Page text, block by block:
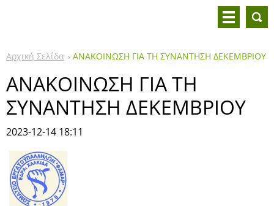
Αρχική Σελίδα ΑΝΑΚΟΙΝΩΣΗ ΓΙΑ ΤΗ ΣΥΝΑΝΤΗΣΗ ΔΕΚΕΜΒΡΙΟΥ
ΑΝΑΚΟΙΝΩΣΗ ΓΙΑ ΤΗ
ΣΥΝΑΝΤΗΣΗ ΔΕΚΕΜΒΡΙΟΥ
2023-12-14 18:11